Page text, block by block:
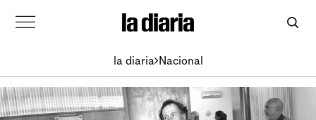
la diaria Nacional